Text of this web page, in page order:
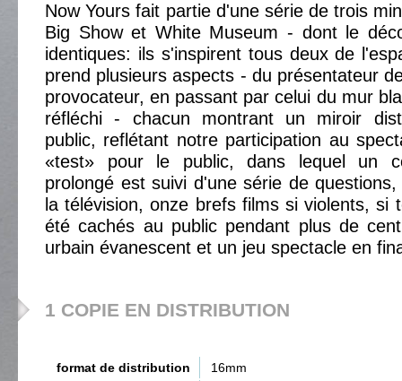
Now Yours fait partie d'une série de trois
Big Show et White Museum - dont le
identiques: ils s'inspirent tous deux de
prend plusieurs aspects - du présentateur
provocateur, en passant par celui du mur
réfléchi - chacun montrant un miroir
public, reflétant notre participation au
«test» pour le public, dans lequel un
prolongé est suivi d'une série de
la télévision, onze brefs films si violents, si
été cachés au public pendant plus de
urbain évanescent et un jeu spectacle en
1 COPIE EN DISTRIBUTION
format de distribution
16mm